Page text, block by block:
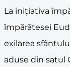
La inițiativa
împărătesei
exilarea
aduse din satul